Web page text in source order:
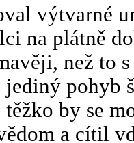
výtvarné
na plátně
než to
jediný pohyb
těžko by se
a cítil